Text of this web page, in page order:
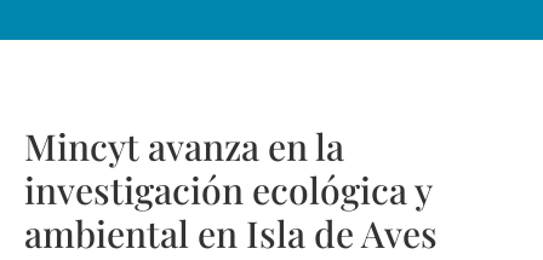
Mincyt avanza en la
investigación ecológica y
ambiental en Isla de Aves